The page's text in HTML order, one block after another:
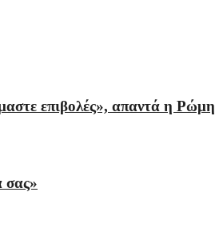
επιβολές», απαντά η Ρώμη
σας»